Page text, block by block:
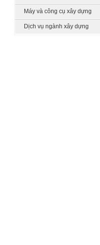
Máy và công cụ xây dựng
Dịch vụ ngành xây dựng